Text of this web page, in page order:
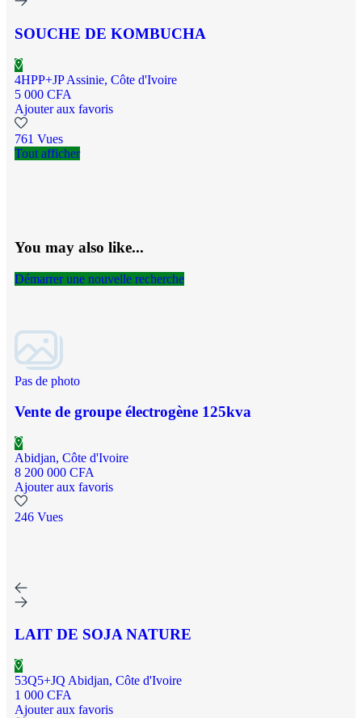
SOUCHE DE KOMBUCHA
4HPP+JP Assinie, Côte d'Ivoire
5 000 CFA
Ajouter aux favoris
761 Vues
Tout afficher
You may also like...
Démarrer une nouvelle recherche
Pas de photo
Vente de groupe électrogène 125kva
Abidjan, Côte d'Ivoire
8 200 000 CFA
Ajouter aux favoris
246 Vues
LAIT DE SOJA NATURE
53Q5+JQ Abidjan, Côte d'Ivoire
1 000 CFA
Ajouter aux favoris